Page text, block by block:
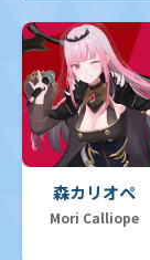
森カリオペ
Mori Calliope